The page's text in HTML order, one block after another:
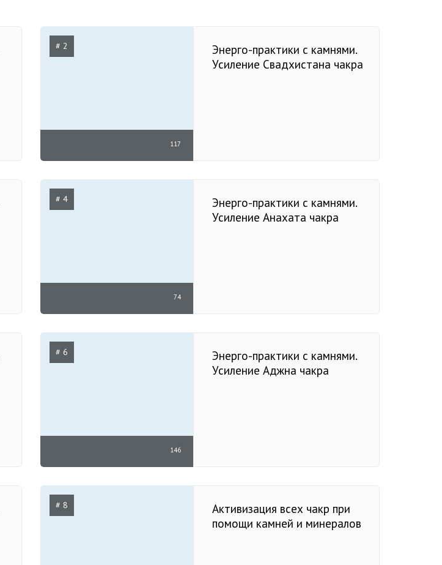
# 2
117
Энерго-практики с камнями.
Усиление Свадхистана чакра
# 4
74
Энерго-практики с камнями.
Усиление Анахата чакра
# 6
146
Энерго-практики с камнями.
Усиление Аджна чакра
# 8
Активизация всех чакр при
помощи камней и минералов